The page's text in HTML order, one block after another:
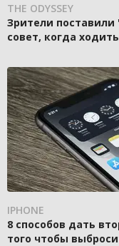
THE ODYSSEY
Зрители поставили
совет, когда
IPHONE
8 способов дать
того чтобы